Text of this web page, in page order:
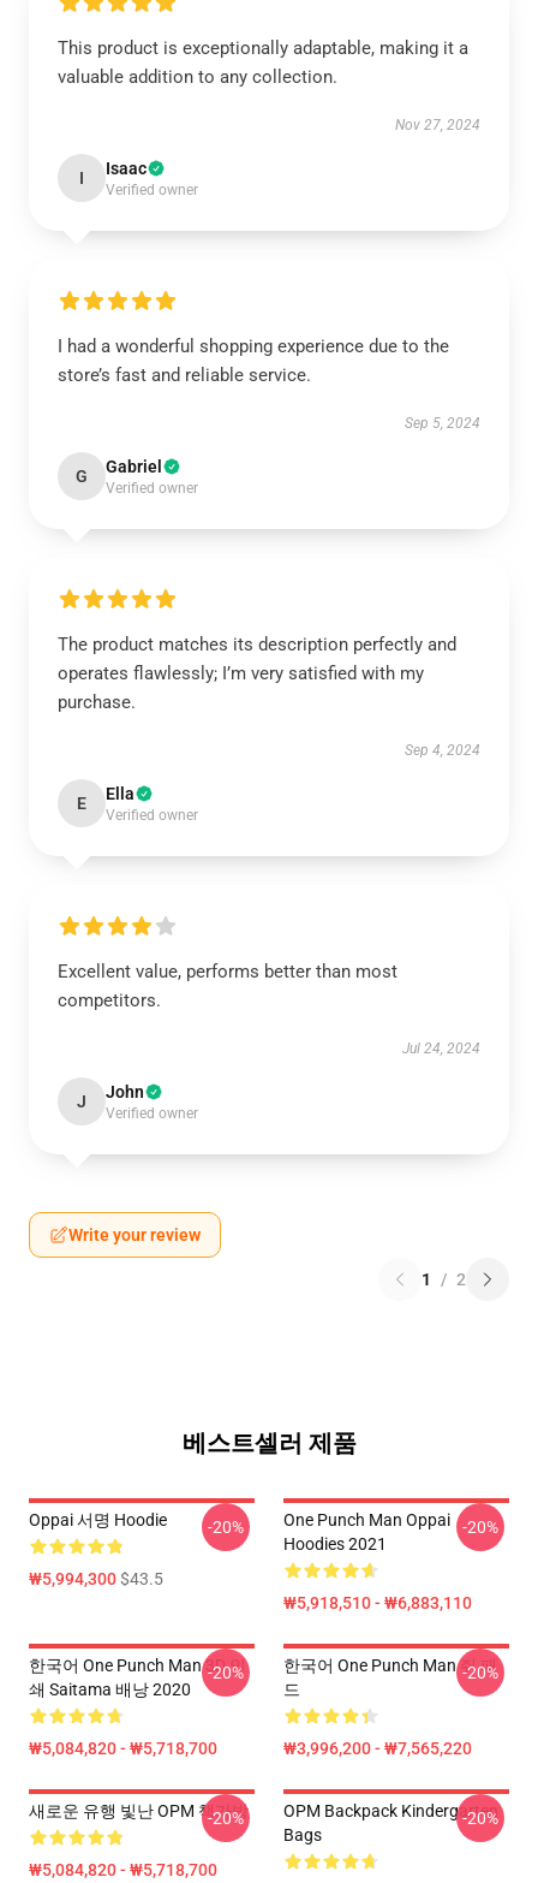
This product is exceptionally adaptable, making it a
valuable addition to any collection.
Nov 27, 2024
I Isaac
Verified owner
I had a wonderful shopping experience due to the
store’s fast and reliable service.
Sep 5, 2024
G Gabriel
Verified owner
The product matches its description perfectly and
operates flawlessly; I’m very satisfied with my
purchase.
Sep 4, 2024
E Ella
Verified owner
Excellent value, performs better than most
competitors.
Jul 24, 2024
J John
Verified owner
Write your review
1 / 2
베스트셀러 제품
Oppai 서명 Hoodie
₩5,994,300$43.5
-20%
One Punch Man Oppai
Hoodies 2021
₩5,918,510 - ₩6,883,110
-20%
한국어 One Punch Man 3D 인
쇄 Saitama 배낭 2020
₩5,084,820 - ₩5,718,700
-20%
한국어 One Punch Man 쥐 패
드
₩3,996,200 - ₩7,565,220
-20%
새로운 유행 빛난 OPM 책가방
₩5,084,820 - ₩5,718,700
-20%
OPM Backpack Kindergarten
Bags
-20%